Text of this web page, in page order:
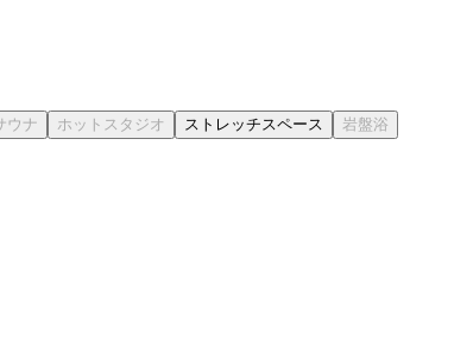
ストレッチスペース